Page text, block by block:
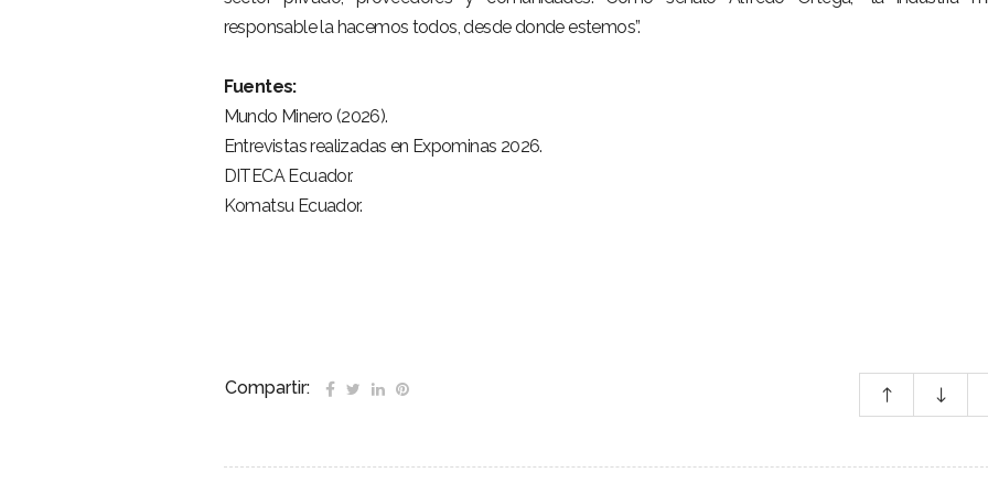
responsable la hacemos todos, desde donde estemos”.
Fuentes:
Mundo Minero (2026).
Entrevistas realizadas en Expominas 2026.
DITECA Ecuador.
Komatsu Ecuador.
Compartir: